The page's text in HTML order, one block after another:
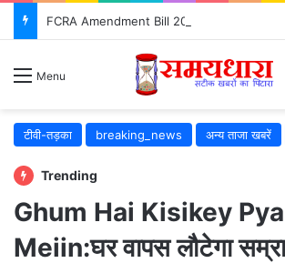
Menu
टीवी-तड़का breaking_news अन्य ताजा खबरें
Trending
Ghum Hai Kisikey
Meiin:घर वापस लौटेगा